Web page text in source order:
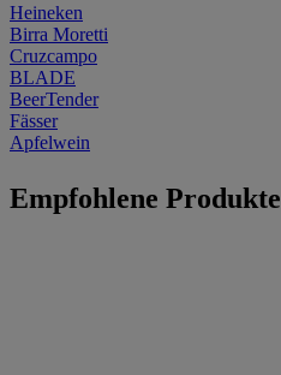
Heineken
Birra Moretti
Cruzcampo
BLADE
BeerTender
Fässer
Apfelwein
Empfohlene Produkte